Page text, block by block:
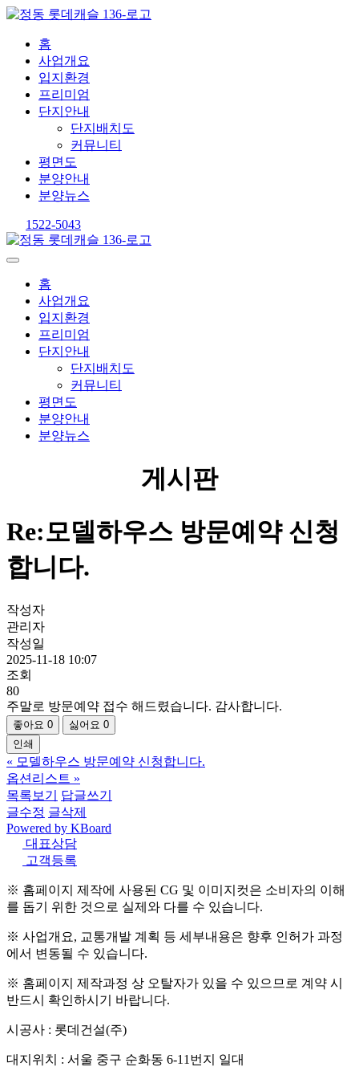
홈
사업개요
입지환경
프리미엄
단지안내
단지배치도
커뮤니티
평면도
분양안내
분양뉴스
1522-5043
홈
사업개요
입지환경
프리미엄
단지안내
단지배치도
커뮤니티
평면도
분양안내
분양뉴스
게시판
Re:모델하우스 방문예약 신청
합니다.
작성자
관리자
작성일
2025-11-18 10:07
조회
80
주말로 방문예약 접수 해드렸습니다. 감사합니다.
좋아요 0 싫어요 0
인쇄
« 모델하우스 방문예약 신청합니다.
옵션리스트 »
목록보기
답글쓰기
글수정 글삭제
Powered by KBoard
대표상담
고객등록
※ 홈페이지 제작에 사용된 CG 및 이미지컷은 소비자의 이해
를 돕기 위한 것으로 실제와 다를 수 있습니다.
※ 사업개요, 교통개발 계획 등 세부내용은 향후 인허가 과정
에서 변동될 수 있습니다.
※ 홈페이지 제작과정 상 오탈자가 있을 수 있으므로 계약 시
반드시 확인하시기 바랍니다.
시공사 : 롯데건설(주)
대지위치 : 서울 중구 순화동 6-11번지 일대